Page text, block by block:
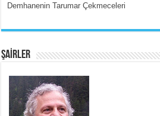
Demhanenin Tarumar Çekmeceleri
ŞAİRLER